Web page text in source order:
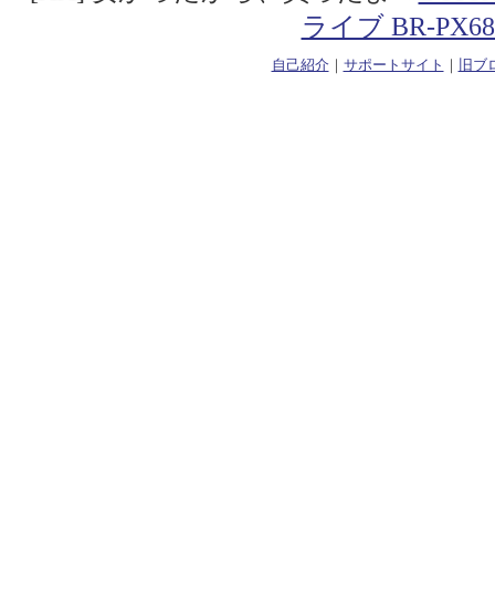
ライブ BR-
自己紹介｜ サポートサイト ｜ 旧ブ